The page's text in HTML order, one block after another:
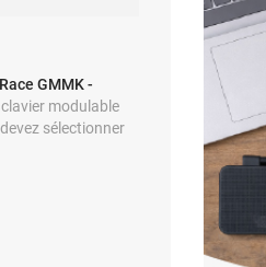
GMMK -
modulable
sélectionner